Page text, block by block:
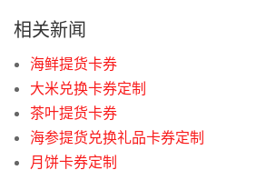
相关新闻
海鲜提货卡券
大米兑换卡券定制
茶叶提货卡券
海参提货兑换礼品卡券定制
月饼卡券定制